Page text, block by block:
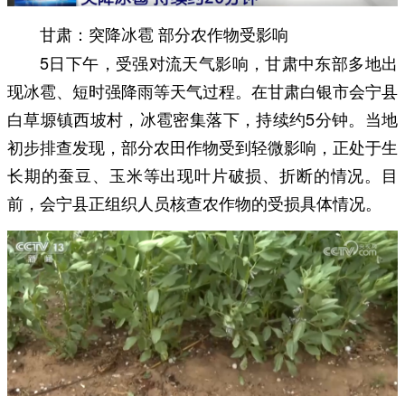
甘肃：突降冰雹 部分农作物受影响
5日下午，受强对流天气影响，甘肃中东部多地出
现冰雹、短时强降雨等天气过程。在甘肃白银市会宁县
白草塬镇西坡村，冰雹密集落下，持续约5分钟。当地
初步排查发现，部分农田作物受到轻微影响，正处于生
长期的蚕豆、玉米等出现叶片破损、折断的情况。目
前，会宁县正组织人员核查农作物的受损具体情况。